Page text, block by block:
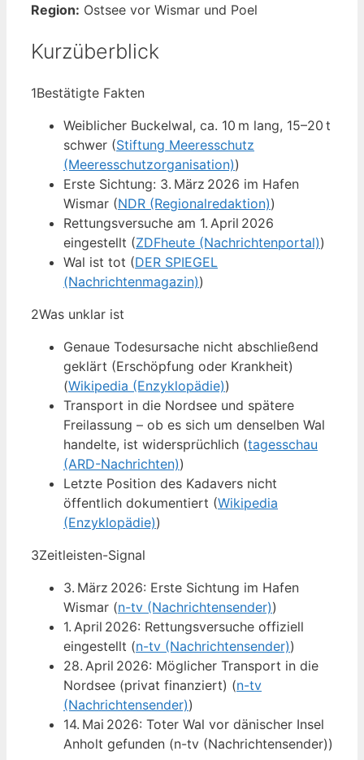
Region: Ostsee vor Wismar und Poel
Kurzüberblick
1Bestätigte Fakten
Weiblicher Buckelwal, ca. 10 m lang, 15–20 t
schwer (Stiftung Meeresschutz
(Meeresschutzorganisation))
Erste Sichtung: 3. März 2026 im Hafen
Wismar (NDR (Regionalredaktion))
Rettungsversuche am 1. April 2026
eingestellt (ZDFheute (Nachrichtenportal))
Wal ist tot (DER SPIEGEL
(Nachrichtenmagazin))
2Was unklar ist
Genaue Todesursache nicht abschließend
geklärt (Erschöpfung oder Krankheit)
(Wikipedia (Enzyklopädie))
Transport in die Nordsee und spätere
Freilassung – ob es sich um denselben Wal
handelte, ist widersprüchlich (tagesschau
(ARD-Nachrichten))
Letzte Position des Kadavers nicht
öffentlich dokumentiert (Wikipedia
(Enzyklopädie))
3Zeitleisten-Signal
3. März 2026: Erste Sichtung im Hafen
Wismar (n-tv (Nachrichtensender))
1. April 2026: Rettungsversuche offiziell
eingestellt (n-tv (Nachrichtensender))
28. April 2026: Möglicher Transport in die
Nordsee (privat finanziert) (n-tv
(Nachrichtensender))
14. Mai 2026: Toter Wal vor dänischer Insel
Anholt gefunden (n-tv (Nachrichtensender))